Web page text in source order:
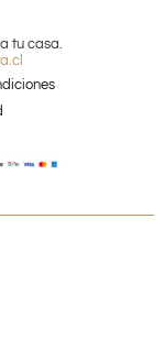
tu casa.